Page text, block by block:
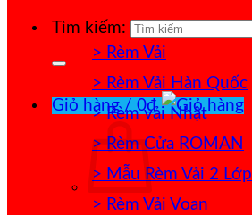
Tìm kiếm:
Giỏ hàng /0₫
> Rèm Vải
> Rèm Vải Hàn Quốc
> Rèm vải Nhật
> Rèm Cửa ROMAN
> Mẫu Rèm Vải 2 Lớp
> Rèm Vải Voan